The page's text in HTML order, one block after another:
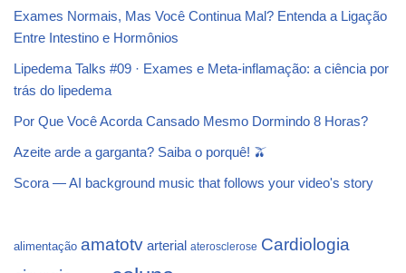
Exames Normais, Mas Você Continua Mal? Entenda a Ligação
Entre Intestino e Hormônios
Lipedema Talks #09 · Exames e Meta-inflamação: a ciência por
trás do lipedema
Por Que Você Acorda Cansado Mesmo Dormindo 8 Horas?
Azeite arde a garganta? Saiba o porquê! 🫒
Scora — AI background music that follows your video's story
alimentação amatotv arterial aterosclerose Cardiologia